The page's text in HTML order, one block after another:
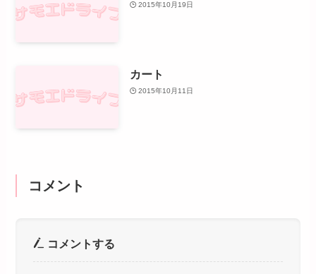
2015年10月19日
カート
2015年10月11日
コメント
コメントする